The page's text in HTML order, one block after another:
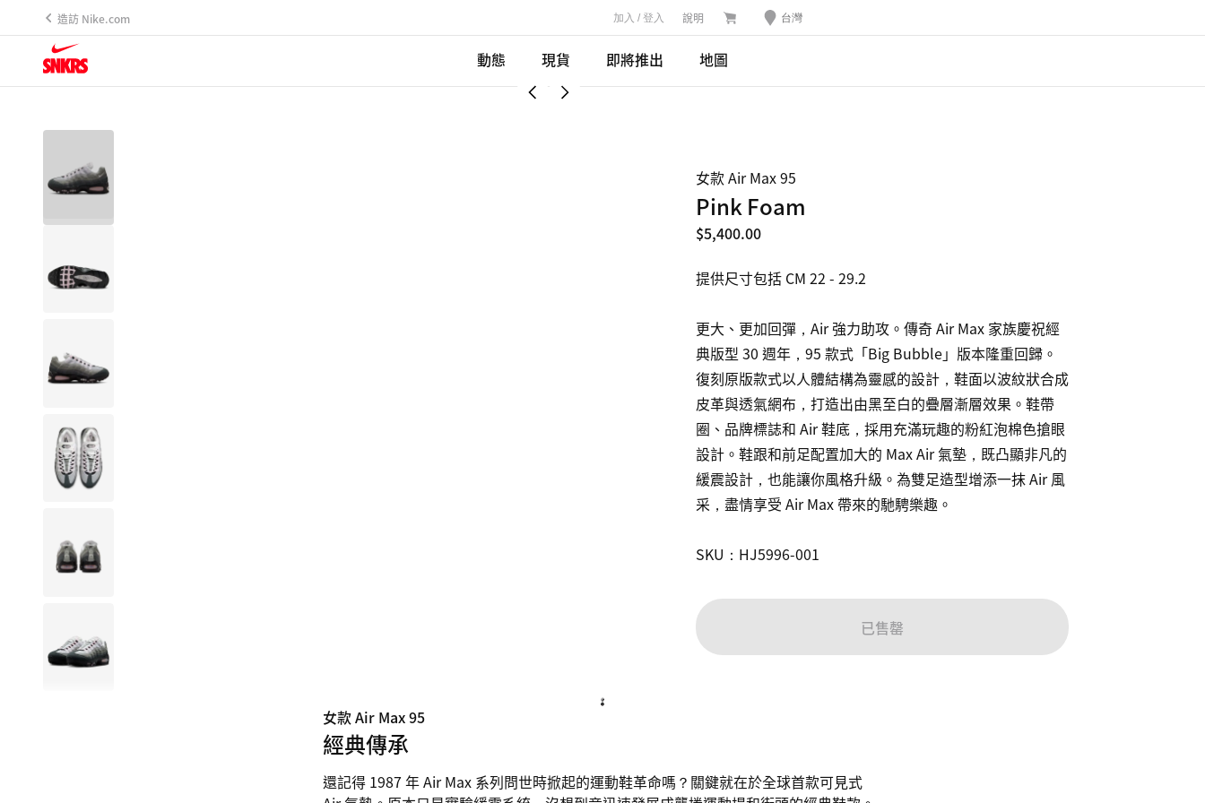
造訪 Nike.com 加入 / 登入 說明 台灣
動態 現貨 即將推出 地圖
女款 Air Max 95
Pink Foam
$5,400.00
提供尺寸包括 CM 22 - 29.2
更大、更加回彈，Air 強力助攻。傳奇 Air Max 家族慶祝經
典版型 30 週年，95 款式「Big Bubble」版本隆重回歸。
復刻原版款式以人體結構為靈感的設計，鞋面以波紋狀合成
皮革與透氣網布，打造出由黑至白的疊層漸層效果。鞋帶
圈、品牌標誌和 Air 鞋底，採用充滿玩趣的粉紅泡棉色搶眼
設計。鞋跟和前足配置加大的 Max Air 氣墊，既凸顯非凡的
緩震設計，也能讓你風格升級。為雙足造型增添一抹 Air 風
采，盡情享受 Air Max 帶來的馳騁樂趣。
SKU：HJ5996-001
已售罄
女款 Air Max 95
經典傳承
還記得 1987 年 Air Max 系列問世時掀起的運動鞋革命嗎？關鍵就在於全球首款可見式